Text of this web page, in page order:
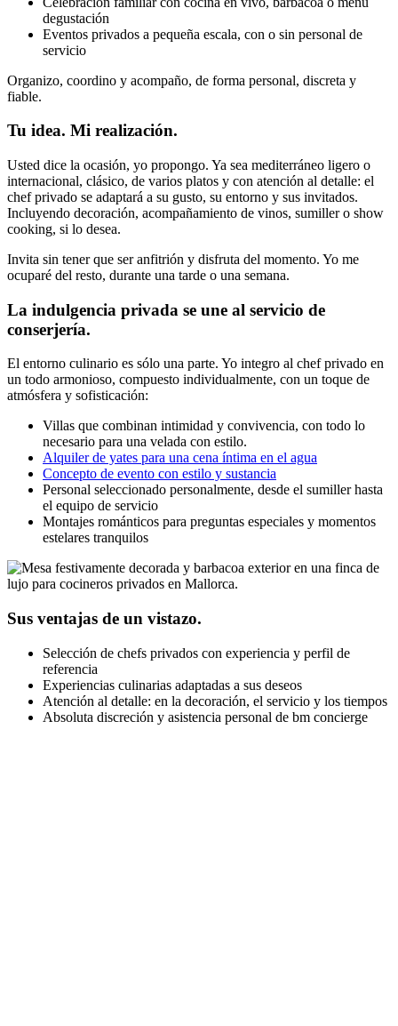
degustación
Eventos privados a pequeña escala, con o sin personal de
servicio
Organizo, coordino y acompaño, de forma personal, discreta y
fiable.
Tu idea. Mi realización.
Usted dice la ocasión, yo propongo. Ya sea mediterráneo ligero o
internacional, clásico, de varios platos y con atención al detalle: el
chef privado se adaptará a su gusto, su entorno y sus invitados.
Incluyendo decoración, acompañamiento de vinos, sumiller o show
cooking, si lo desea.
Invita sin tener que ser anfitrión y disfruta del momento. Yo me
ocuparé del resto, durante una tarde o una semana.
La indulgencia privada se une al servicio de
conserjería.
El entorno culinario es sólo una parte. Yo integro al chef privado en
un todo armonioso, compuesto individualmente, con un toque de
atmósfera y sofisticación:
Villas que combinan intimidad y convivencia, con todo lo
necesario para una velada con estilo.
Alquiler de yates para una cena íntima en el agua
Concepto de evento con estilo y sustancia
Personal seleccionado personalmente, desde el sumiller hasta
el equipo de servicio
Montajes románticos para preguntas especiales y momentos
estelares tranquilos
Sus ventajas de un vistazo.
Selección de chefs privados con experiencia y perfil de
referencia
Experiencias culinarias adaptadas a sus deseos
Atención al detalle: en la decoración, el servicio y los tiempos
Absoluta discreción y asistencia personal de bm concierge